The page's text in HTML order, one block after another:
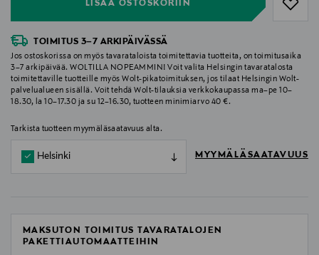
LISÄÄ OSTOSKORIIN
TOIMITUS 3–7 ARKIPÄIVÄSSÄ
Jos ostoskorissa on myös tavarataloista toimitettavia tuotteita, on toimitusaika
3–7 arkipäivää. WOLTILLA NOPEAMMIN! Voit valita Helsingin tavaratalosta
toimitettaville tuotteille myös Wolt-pikatoimituksen, jos tilaat Helsingin Wolt-
palvelualueen sisällä. Voit tehdä Wolt-tilauksia verkkokaupassa ma–pe 10–
18.30, la 10–17.30 ja su 12–16.30, tuotteen minimiarvo 40 €.
Tarkista tuotteen myymäläsaatavuus alta.
Helsinki MYYMÄLÄSAATAVUUS
MAKSUTON TOIMITUS TAVARATALOJEN
PAKETTIAUTOMAATTEIHIN